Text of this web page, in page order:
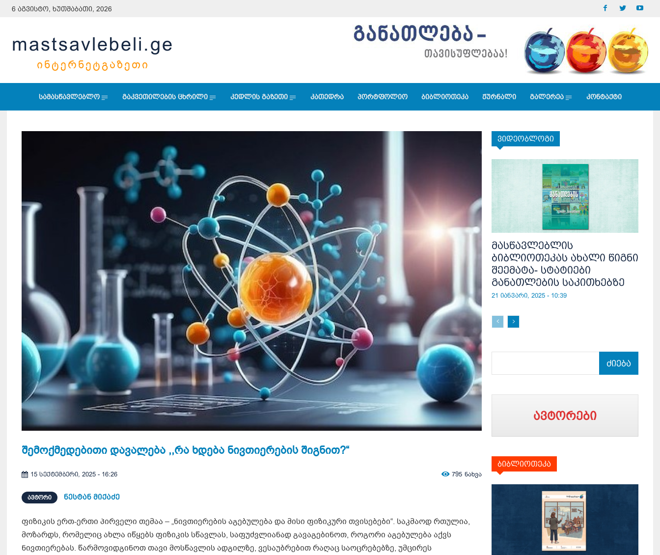
6 აგვისტო, ხუთშაბათი, 2026
mastsavlebeli.ge
ᲘᲜᲢᲔᲠᲜᲔᲢᲒᲐᲖᲔᲗᲘ
სამასწავლებლო გაკვეთილების ცხრილი კედლის გაზეთი კათედრა პორტფოლიო ბიბლიოთეკა ჟურნალი გალერეა კონტაქტი
შემოქმედებითი დავალება ,,რა ხდება ნივთიერების შიგნით?“
15 სექტემბერი, 2025 - 16:26 795 ნახვა
ᲐᲕᲢᲝᲠᲘ ნესტან მიქაძე
ფიზიკის ერთ-ერთი პირველი თემაა – „ნივთიერების აგებულება და მისი ფიზიკური თვისებები“. საკმაოდ რთულია,
მოზარდს, რომელიც ახლა იწყებს ფიზიკის სწავლას, საფუძვლიანად გავაგებინოთ, როგორი აგებულება აქვს
ნივთიერებას. წარმოვიდგინოთ თავი მოსწავლის ადგილზე, ვესაუბრებით რაღაც საოცრებებზე, უმცირეს
ვიდეობლოგი
მასწავლებლის
ბიბლიოთეკას ახალი წიგნი
შეემატა- სტატიები
განათლების საკითხებზე
21 იანვარი, 2025 - 10:39
ძიება
ავტორები
ბიბლიოთეკა